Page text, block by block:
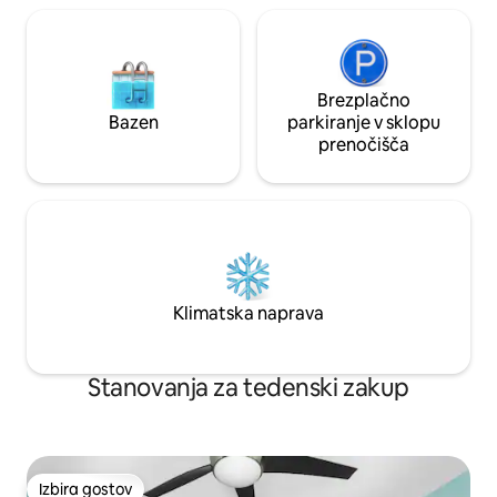
Bazen
Brezplačno
parkiranje v sklopu
prenočišča
Klimatska naprava
Stanovanja za tedenski zakup
Izbira gostov